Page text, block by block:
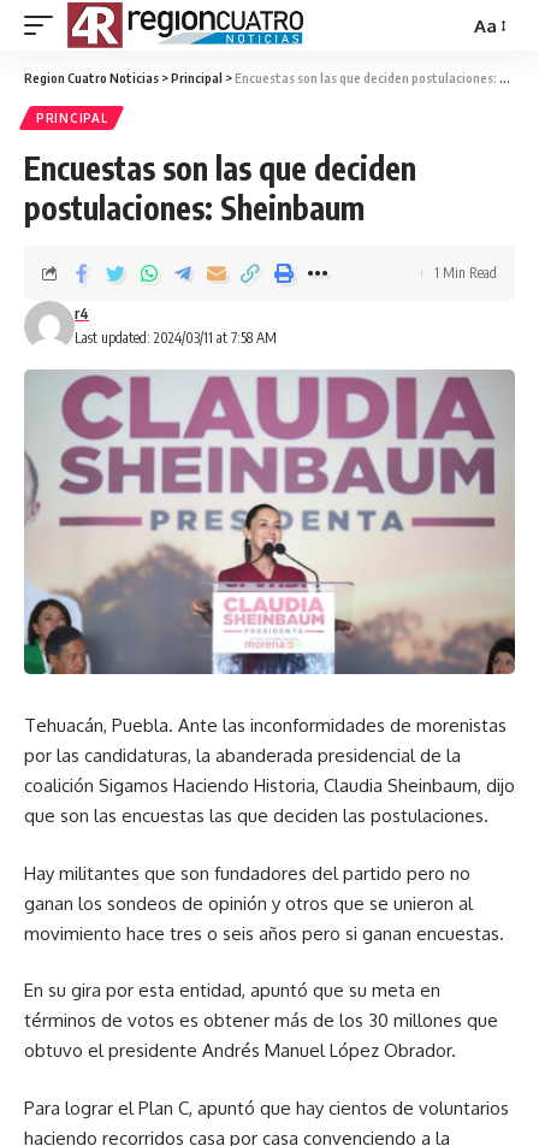
Aa
Region Cuatro Noticias >Principal >Encuestas son las que deciden postulaciones: Sheinbaum
PRINCIPAL
Encuestas son las que deciden
postulaciones: Sheinbaum
Last updated: 2024/03/11 at 7:58 AM
r4
1 Min Read
Tehuacán, Puebla. Ante las inconformidades de morenistas
por las candidaturas, la abanderada presidencial de la
coalición Sigamos Haciendo Historia, Claudia Sheinbaum, dijo
que son las encuestas las que deciden las postulaciones.
Hay militantes que son fundadores del partido pero no
ganan los sondeos de opinión y otros que se unieron al
movimiento hace tres o seis años pero si ganan encuestas.
En su gira por esta entidad, apuntó que su meta en
términos de votos es obtener más de los 30 millones que
obtuvo el presidente Andrés Manuel López Obrador.
Para lograr el Plan C, apuntó que hay cientos de voluntarios
haciendo recorridos casa por casa convenciendo a la